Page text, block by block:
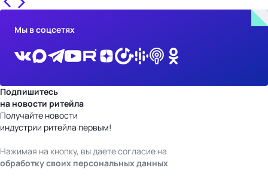
Мы в соцсетях
Подпишитесь
на новости ритейла
Получайте новости
индустрии ритейла первым!
Нажимая на кнопку, вы даете согласие на
обработку своих персональных данных